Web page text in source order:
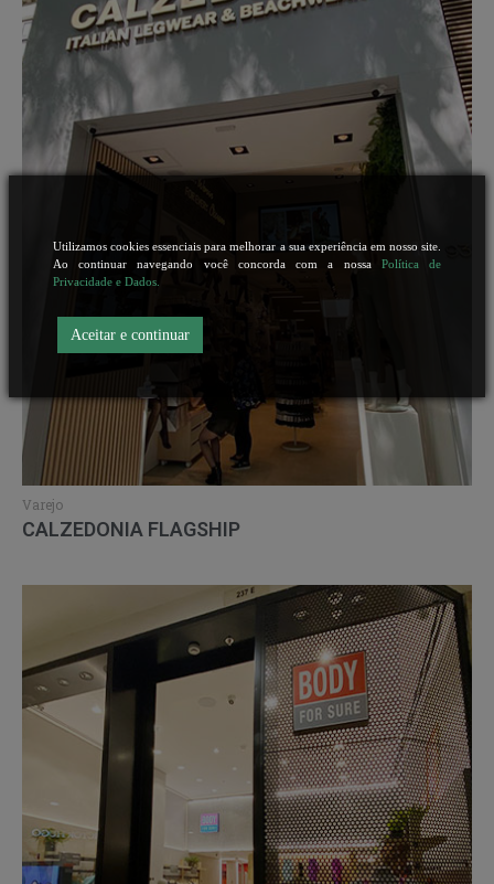
Varejo
CALZEDONIA FLAGSHIP
Utilizamos cookies essenciais para melhorar a sua experiência em nosso site.
Ao continuar navegando você concorda com a nossa Política de
Privacidade e Dados.
Aceitar e continuar